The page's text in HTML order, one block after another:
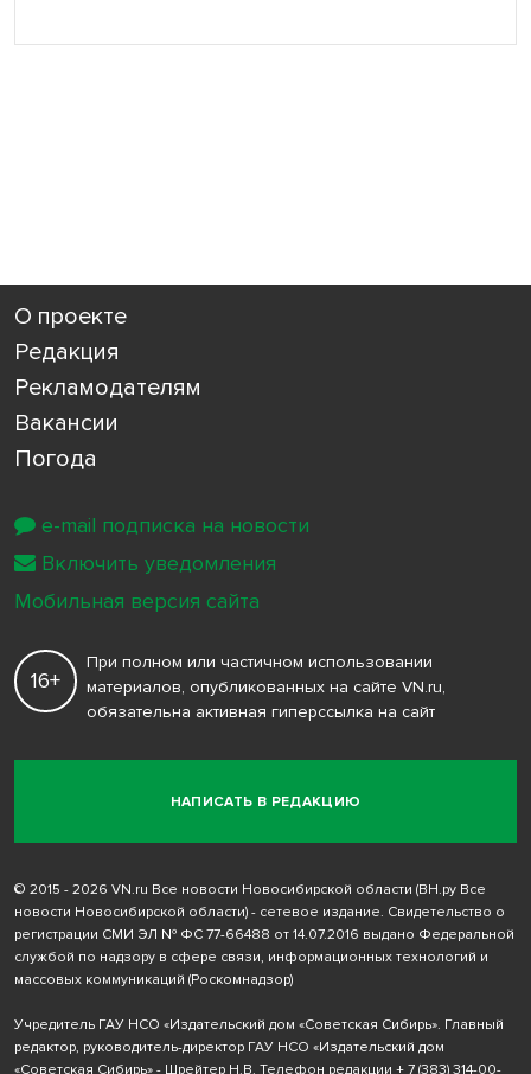
О проекте
Редакция
Рекламодателям
Вакансии
Погода
НАПИСАТЬ В РЕДАКЦИЮ
16+
При полном или частичном использовании
материалов, опубликованных на сайте VN.ru,
обязательна активная гиперссылка на сайт
© 2015 - 2026 VN.ru Все новости Новосибирской области (ВН.ру Все
новости Новосибирской области) - сетевое издание. Свидетельство о
регистрации СМИ ЭЛ № ФС 77-66488 от 14.07.2016 выдано Федеральной
службой по надзору в сфере связи, информационных технологий и
массовых коммуникаций (Роскомнадзор)
Учредитель ГАУ НСО «Издательский дом «Советская Сибирь». Главный
редактор, руководитель-директор ГАУ НСО «Издательский дом
«Советская Сибирь» - Шрейтер Н.В. Телефон редакции + 7 (383) 314-00-
e-mail подписка на новости
Включить уведомления
Мобильная версия сайта